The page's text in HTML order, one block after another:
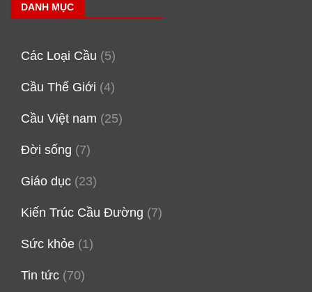
DANH MỤC
Các Loại Cầu (5)
Cầu Thế Giới (4)
Cầu Việt nam (25)
Đời sống (7)
Giáo dục (23)
Kiến Trúc Cầu Đường (7)
Sức khỏe (1)
Tin tức (70)